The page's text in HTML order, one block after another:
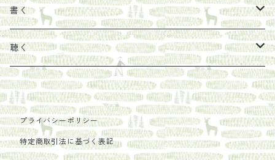
しょうがパウダー
野菜・果物
新しょうが
レモン
タンブラー
新刊では販売しづらくなった本を巡らせて
古本や自由価格本から探す
タイドラー
Sakumag
地下BOOKS
疋田千里
PHILOSOPHIA
古本
あ行
明石書店
赤々舎
亜紀書房
か行
偕成社
笠間書院
さ行
里山社
カレンダー
カップ
ステッカー
色川
そこそこ農園
農家民泊JUGEM
だものみち
安田農園
フィリピン
パレスチナ
インドネシア
書く
カムワッカ
らくだ舎
ポストカード
聴く
里
COLECTIVO ALTEPE
プライバシーポリシー
特定商取引法に基づく表記